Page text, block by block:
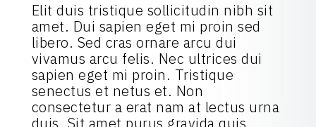
Elit duis tristique sollicitudin nibh sit
amet. Dui sapien eget mi proin sed
libero. Sed cras ornare arcu dui
vivamus arcu felis. Nec ultrices dui
sapien eget mi proin. Tristique
senectus et netus et. Non
consectetur a erat nam at lectus urna
duis. Sit amet purus gravida quis